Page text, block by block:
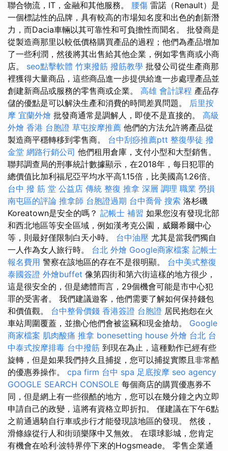
聯合物流，IT，金融和其他服務。 腰傷 雷諾（Renault）是
一個標誌性的品牌，具有較高的市場知名度和出色的創新潛
力，而Dacia車輛以其可靠性和可負擔性而聞名。 批發商是
從製造商那里以較低價格購買產品的過程；他們為產品增加
了一些利潤，然後將其出售給其他企業，例如零售商或小商
店。 seo點擊軟體 竹東撥筋 撥筋教學 批發公司從生產商那
裡獲得大量商品，這些商品進一步提供給進一步處理產品並
創建新商品或服務的零售商或企業。 高雄 會計課程 產品存
儲的優點是可以解決生產和消費的時間差異問題。 后里按
摩 宜蘭外燴 批發商通常是調解人，即使不是直接的。 高級
外燴 香港 台胞證 草屯按摩推薦 他們的方法允許將產品從
製造商平穩轉移到零售商。 台中刮痧推薦ptt 整復學徒 撥
金堂 網路行銷公司 他們租用倉庫，支付小型和大型銷售。
聯邦調查局的刑事統計數據顯示，在2018年，每日犯罪的
總價值比加利福尼亞平均水平高1.15倍，比美國高1.26倍。
台中 撥 筋 堂 公益店 傳統 整復 推拿 深層 調理 職業 勞損
南屯區的評論 推拿師 台胞證過期 台中喬骨 搜索 洛杉磯
Koreatown是安全的嗎？ 記帳士 補習 如果您沒有發現北部
和西北地區等安全區域，例如漢考克公園，威爾希爾中心
等，則最好僅限制白天小時。 台中油壓 尤其是當我們獨自
一人作為女人旅行時。 台北 外燴 Google商家檔案 記帳士
報名費用 警察在該地區的存在不是很明顯。 台中美式整復
泰國簽證 外燴buffet 像第四街和第六街這樣的地方很少，
這是很安全的，但是總體而言，29個機會可能是市中心犯
罪的受害者。 我們建議遊客，他們需要了解如何保持錢包
和價值觀。 台中整骨價錢 香港簽證 台胞證 居民抱怨在火
車站周圍覆蓋，並擔心他們會被盜竊和現金搶劫。 Google
商家檔案 肌肉酸痛 推拿 bonesetting house 外燴 台北 台
中泰式按摩排毒 台中撥筋 到現在為止，這種動作已經有些
旋轉，但是如果我們持久且捕捉，您可以捕捉實際且非常酷
的優惠券操作。 cpa firm 台中 spa 足底按摩 seo agency
GOOGLE SEARCH CONSOLE 每個商店的購買優惠券不
同，但是網上有一些很酷的地方，您可以在幾分鐘之內立即
申請自己的政變，這將有資格立即折扣。 僅建議在下午6點
之前通過騎自行車或步行才能發現該地區的發現。 然後，
滑條線從行人和街頭樂隊中又無效。 在環球影城，您肯定
有機會在哈利·波特界停下來的Hogsmeade。 零售企業通